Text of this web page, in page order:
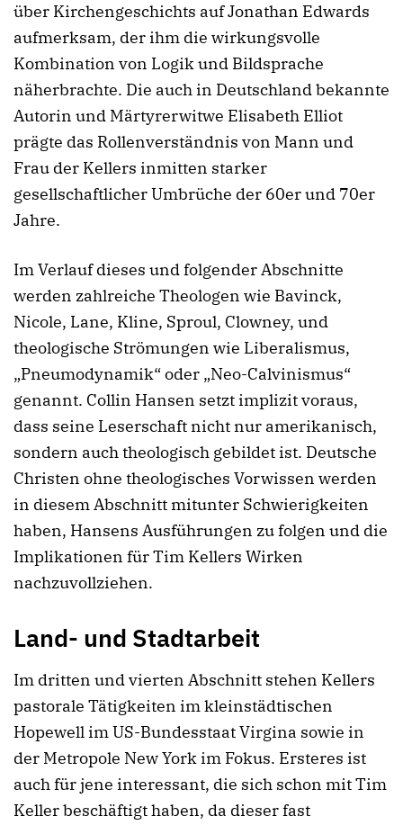
über Kirchengeschichts auf Jonathan Edwards
aufmerksam, der ihm die wirkungsvolle
Kombination von Logik und Bildsprache
näherbrachte. Die auch in Deutschland bekannte
Autorin und Märtyrerwitwe Elisabeth Elliot
prägte das Rollenverständnis von Mann und
Frau der Kellers inmitten starker
gesellschaftlicher Umbrüche der 60er und 70er
Jahre.
Im Verlauf dieses und folgender Abschnitte
werden zahlreiche Theologen wie Bavinck,
Nicole, Lane, Kline, Sproul, Clowney, und
theologische Strömungen wie Liberalismus,
„Pneumodynamik“ oder „Neo-Calvinismus“
genannt. Collin Hansen setzt implizit voraus,
dass seine Leserschaft nicht nur amerikanisch,
sondern auch theologisch gebildet ist. Deutsche
Christen ohne theologisches Vorwissen werden
in diesem Abschnitt mitunter Schwierigkeiten
haben, Hansens Ausführungen zu folgen und die
Implikationen für Tim Kellers Wirken
nachzuvollziehen.
Land- und Stadtarbeit
Im dritten und vierten Abschnitt stehen Kellers
pastorale Tätigkeiten im kleinstädtischen
Hopewell im US-Bundesstaat Virgina sowie in
der Metropole New York im Fokus. Ersteres ist
auch für jene interessant, die sich schon mit Tim
Keller beschäftigt haben, da dieser fast